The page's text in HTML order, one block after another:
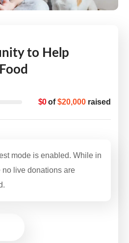
to Help
$0of$20,000raised
mode is enabled. While in
no live donations are